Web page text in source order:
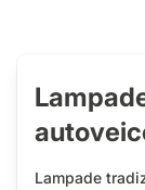
Lampade